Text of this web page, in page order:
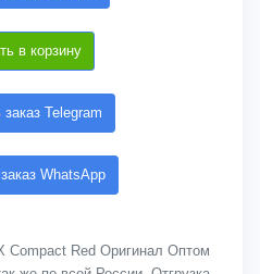
в корзину
Telegram
WhatsApp
Compact Red Оригинал Оптом